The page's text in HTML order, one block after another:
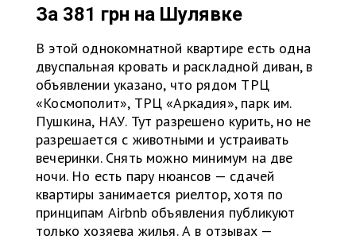
За 381 грн на Шулявке
В этой однокомнатной квартире есть одна
двуспальная кровать и раскладной диван, в
объявлении указано, что рядом ТРЦ
«Космополит», ТРЦ «Аркадия», парк им.
Пушкина, НАУ. Тут разрешено курить, но не
разрешается с животными и устраивать
вечеринки. Снять можно минимум на две
ночи. Но есть пару нюансов — сдачей
квартиры занимается риелтор, хотя по
принципам Airbnb объявления публикуют
только хозяева жилья. А в отзывах —